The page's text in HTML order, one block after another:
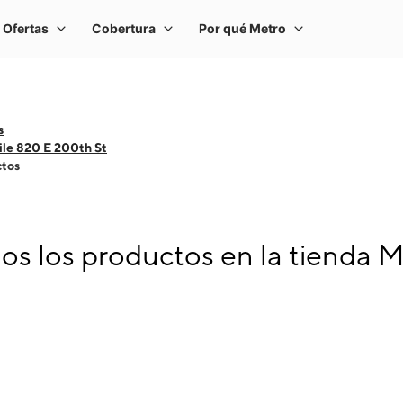
820 E 200th St
los productos en la tienda